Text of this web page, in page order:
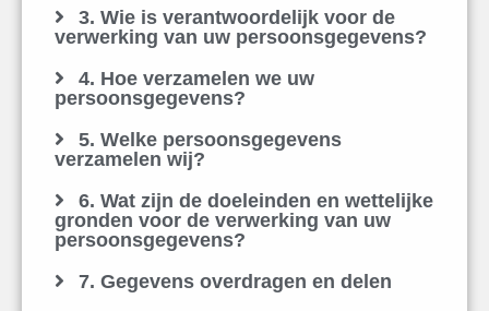
3. Wie is verantwoordelijk voor de
verwerking van uw persoonsgegevens?
4. Hoe verzamelen we uw
persoonsgegevens?
5. Welke persoonsgegevens
verzamelen wij?
6. Wat zijn de doeleinden en wettelijke
gronden voor de verwerking van uw
persoonsgegevens?
7. Gegevens overdragen en delen